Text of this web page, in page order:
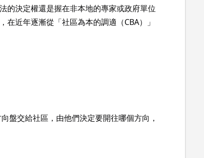
的決定權還是握在非本地的專家或政府單位
近年逐漸從「社區為本的調適（CBA）」
盤交給社區，由他們決定要開往哪個方向，